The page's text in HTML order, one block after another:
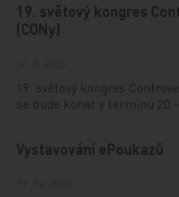
19. světový kongres
(CONy)
19. světový kongres
se bude konat v termínu
Vystavování ePoukazů